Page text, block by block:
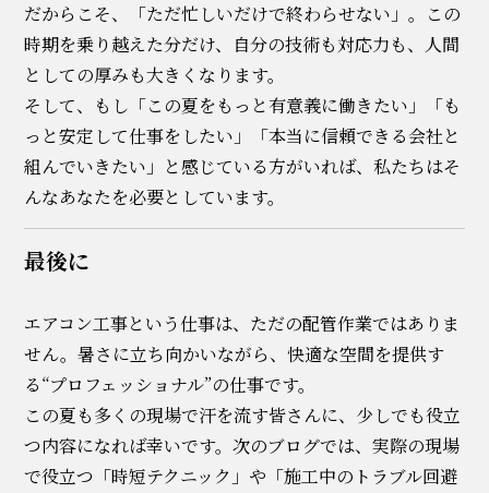
だからこそ、「ただ忙しいだけで終わらせない」。この
時期を乗り越えた分だけ、自分の技術も対応力も、人間
としての厚みも大きくなります。
そして、もし「この夏をもっと有意義に働きたい」「も
っと安定して仕事をしたい」「本当に信頼できる会社と
組んでいきたい」と感じている方がいれば、私たちはそ
んなあなたを必要としています。
最後に
エアコン工事という仕事は、ただの配管作業ではありま
せん。暑さに立ち向かいながら、快適な空間を提供す
る“プロフェッショナル”の仕事です。
この夏も多くの現場で汗を流す皆さんに、少しでも役立
つ内容になれば幸いです。次のブログでは、実際の現場
で役立つ「時短テクニック」や「施工中のトラブル回避